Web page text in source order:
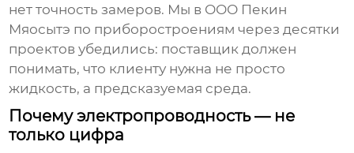
нет точность замеров. Мы в ООО Пекин
Мяосытэ по приборостроениям через десятки
проектов убедились: поставщик должен
понимать, что клиенту нужна не просто
жидкость, а предсказуемая среда.
Почему электропроводность — не
только цифра